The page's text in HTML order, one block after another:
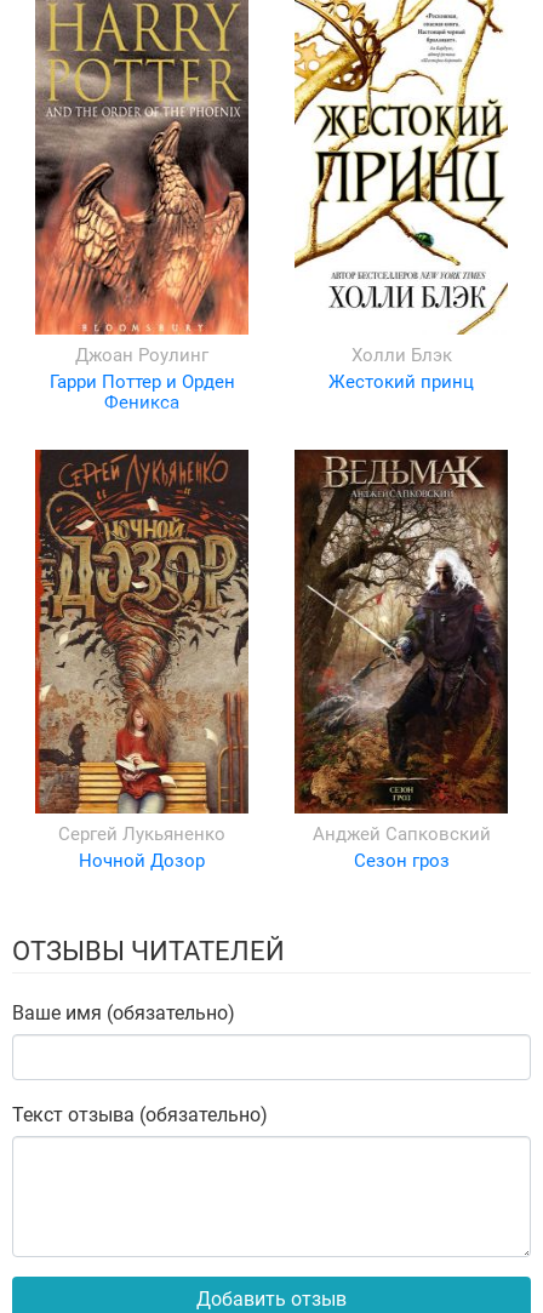
Джоан Роулинг
Гарри Поттер и Орден
Феникса
Холли Блэк
Жестокий принц
Сергей Лукьяненко
Ночной Дозор
Анджей Сапковский
Сезон гроз
ОТЗЫВЫ ЧИТАТЕЛЕЙ
Ваше имя (обязательно)
Текст отзыва (обязательно)
Добавить отзыв